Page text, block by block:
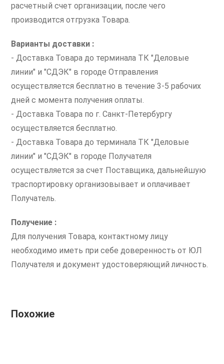
расчетный счет организации, после чего
производится отгрузка Товара.
Варианты доставки :
- Доставка Товара до терминала ТК "Деловые
линии" и "СДЭК" в городе Отправления
осуществляется бесплатно в течение 3-5 рабочих
дней с момента получения оплаты.
- Доставка Товара по г. Санкт-Петербургу
осуществляется бесплатно.
- Доставка Товара до терминала ТК "Деловые
линии" и "СДЭК" в городе Получателя
осуществляется за счет Поставщика, дальнейшую
траспортировку организовывает и оплачивает
Получатель.
Получение :
Для получения Товара, контактному лицу
необходимо иметь при себе доверенность от ЮЛ
Получателя и документ удостоверяющий личность.
Похожие